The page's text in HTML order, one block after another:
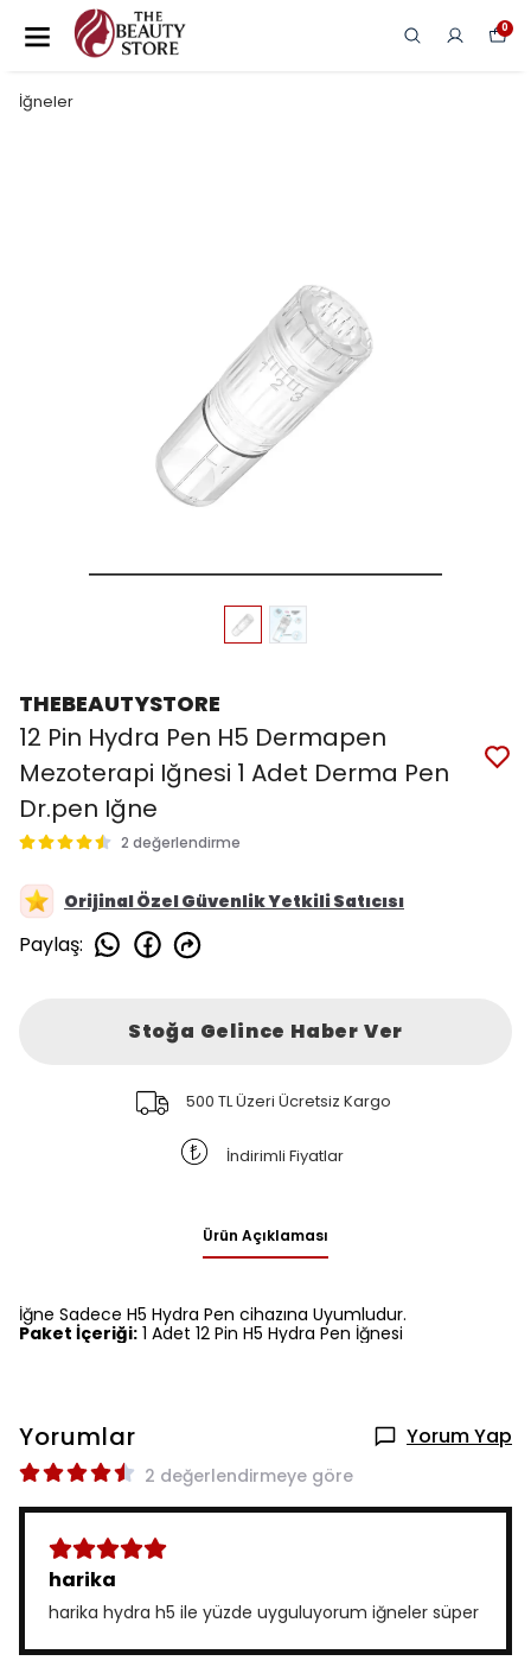
0
İğneler
THEBEAUTYSTORE
12 Pin Hydra Pen H5 Dermapen
Mezoterapi Iğnesi 1 Adet Derma Pen
Dr.pen Iğne
2 değerlendirme
Orijinal Özel Güvenlik Yetkili Satıcısı
Paylaş:
Stoğa Gelince Haber Ver
500 TL Üzeri Ücretsiz Kargo
İndirimli Fiyatlar
Ürün Açıklaması
İğne Sadece H5 Hydra Pen cihazına Uyumludur.
Paket İçeriği: 1 Adet 12 Pin H5 Hydra Pen İğnesi
Yorumlar Yorum Yap
2 değerlendirmeye göre
harika
harika hydra h5 ile yüzde uyguluyorum iğneler süper